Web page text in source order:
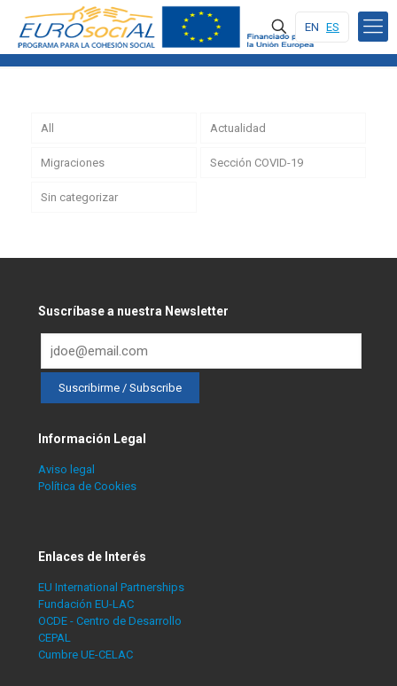
EN ES
All Actualidad
Migraciones Sección COVID-19
Sin categorizar
Suscríbase a nuestra Newsletter
Información Legal
Aviso legal
Política de Cookies
Enlaces de Interés
EU International Partnerships
Fundación EU-LAC
OCDE - Centro de Desarrollo
CEPAL
Cumbre UE-CELAC